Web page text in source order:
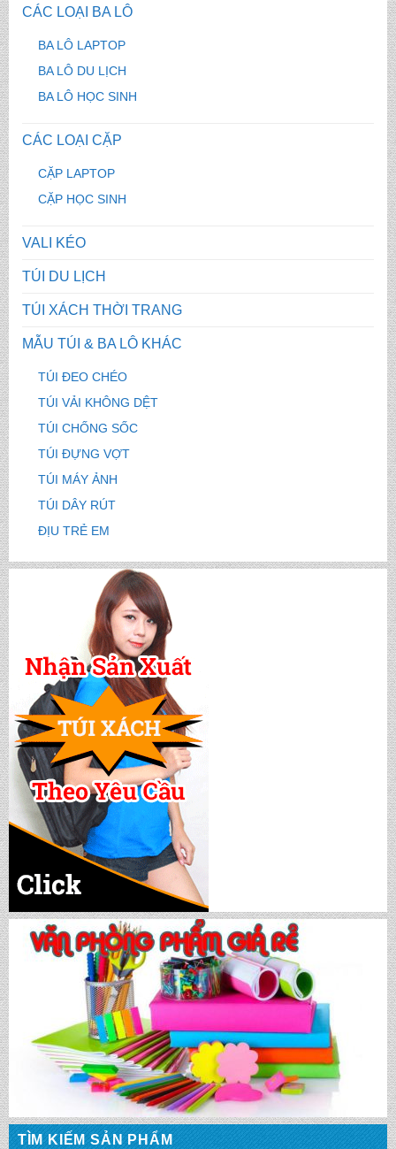
CÁC LOẠI BA LÔ
BA LÔ LAPTOP
BA LÔ DU LỊCH
BA LÔ HỌC SINH
CÁC LOẠI CẶP
CẶP LAPTOP
CẶP HỌC SINH
VALI KÉO
TÚI DU LỊCH
TÚI XÁCH THỜI TRANG
MẪU TÚI & BA LÔ KHÁC
TÚI ĐEO CHÉO
TÚI VẢI KHÔNG DỆT
TÚI CHỐNG SỐC
TÚI ĐỰNG VỢT
TÚI MÁY ẢNH
TÚI DÂY RÚT
ĐỊU TRẺ EM
TÌM KIẾM SẢN PHẨM
CẶP HỌC SINH MS: TN 5016